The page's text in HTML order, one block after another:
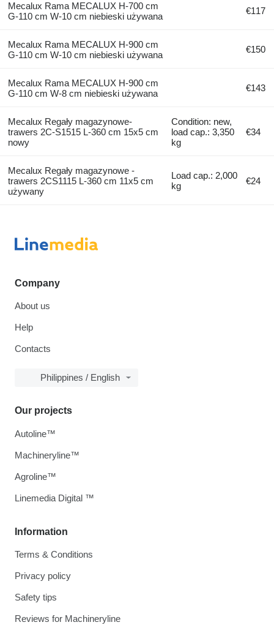
Mecalux Rama MECALUX H-700 cm
G-110 cm W-10 cm niebieski używana
€117
Mecalux Rama MECALUX H-900 cm
G-110 cm W-10 cm niebieski używana
€150
Mecalux Rama MECALUX H-900 cm
G-110 cm W-8 cm niebieski używana
€143
Mecalux Regały magazynowe-
trawers 2C-S1515 L-360 cm 15x5 cm
nowy
Condition: new,
load cap.: 3,350
kg
€34
Mecalux Regały magazynowe -
trawers 2CS1115 L-360 cm 11x5 cm
używany
Load cap.: 2,000
kg
€24
Company
About us
Help
Contacts
Philippines / English
Information
Terms & Conditions
Privacy policy
Safety tips
Reviews for Machineryline
Our projects
Autoline™
Machineryline™
Agroline™
Linemedia Digital ™